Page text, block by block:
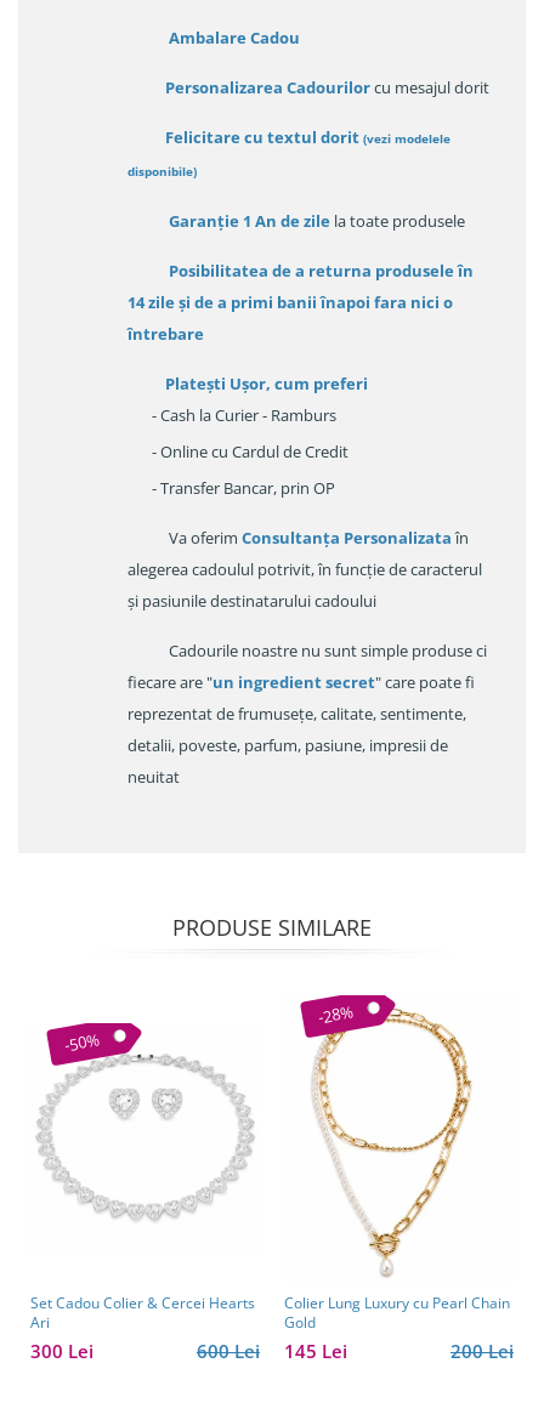
Ambalare Cadou
Personalizarea Cadourilorcu mesajul dorit
Felicitare cu textul dorit (vezi modelele
disponibile)
Garanție 1 An de zile la toate produsele
Posibilitatea de a returna produsele în
14 zileși de a primi banii înapoi fara nici o
întrebare
Platești Ușor, cum preferi
- Cash la Curier - Ramburs
- Online cu Cardul de Credit
- Transfer Bancar, prin OP
Va oferim Consultanța Personalizataîn
alegerea cadoulul potrivit, în funcție de caracterul
și pasiunile destinatarului cadoului
Cadourile noastre nu sunt simple produse ci
fiecare are "un ingredient secret" care poate fi
reprezentat de frumusețe, calitate, sentimente,
detalii, poveste, parfum, pasiune, impresii de
neuitat
PRODUSE SIMILARE
-50%
Set Cadou Colier & Cercei Hearts
Ari
600 Lei
300 Lei
-28%
Colier Lung Luxury cu Pearl Chain
Gold
200 Lei
145 Lei